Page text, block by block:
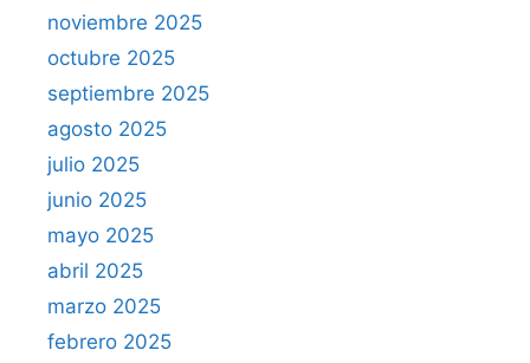
noviembre 2025
octubre 2025
septiembre 2025
agosto 2025
julio 2025
junio 2025
mayo 2025
abril 2025
marzo 2025
febrero 2025